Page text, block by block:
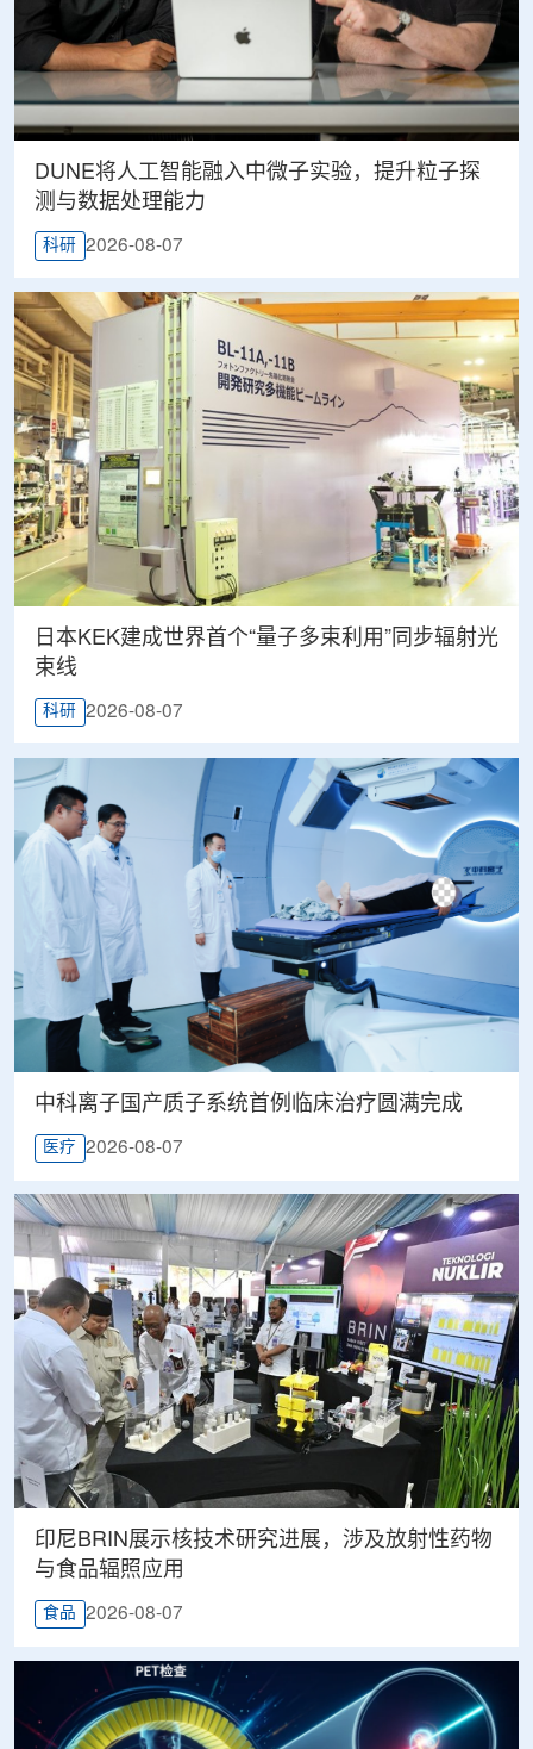
DUNE将人工智能融入中微子实验，提升粒子探
测与数据处理能力
科研 2026-08-07
日本KEK建成世界首个“量子多束利用”同步辐射光
束线
科研 2026-08-07
中科离子国产质子系统首例临床治疗圆满完成
医疗 2026-08-07
印尼BRIN展示核技术研究进展，涉及放射性药物
与食品辐照应用
食品 2026-08-07